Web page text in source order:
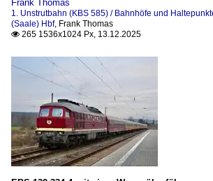
Frank Thomas
1. Unstrutbahn (KBS 585) / Bahnhöfe und
(Saale) Hbf, Frank Thomas
 265 1536x1024 Px, 13.12.2025